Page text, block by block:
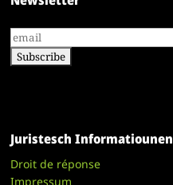
Juristesch Informatiounen
Droit de réponse
Impressum